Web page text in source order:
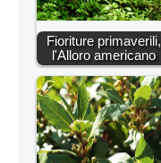
Fioriture primaverili,
l'Alloro americano